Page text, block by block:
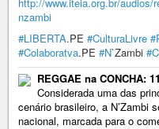
nzambi
#LIBERTA.PE #CulturaLivre
#Colaboratva.PE #N`Zambi
REGGAE na CONCHA:
Considerada uma das
cenário brasileiro, a N’Zambi
nacional, marcada para o